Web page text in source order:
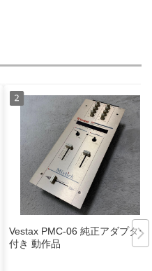
Vestax PMC-06 純正アダプター
付き 動作品